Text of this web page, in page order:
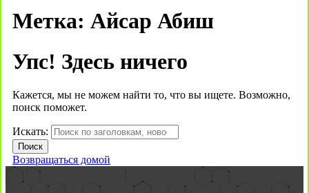
Метка: Айсар Абиш
Упс! Здесь ничего
Кажется, мы не можем найти то, что вы ищете. Возможно,
поиск поможет.
Искать:
Возвращаться домой